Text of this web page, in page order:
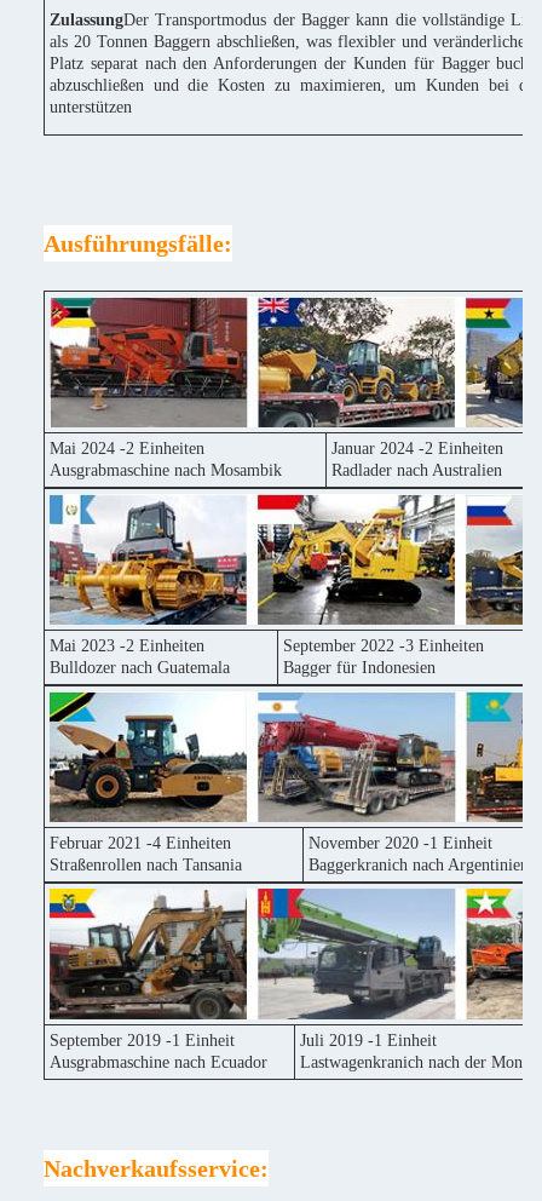
ZulassungDer Transportmodus der Bagger kann die vollständige
als 20 Tonnen Baggern abschließen, was flexibler und veränderlicher
Platz separat nach den Anforderungen der Kunden für Bagger
abzuschließen und die Kosten zu maximieren, um Kunden bei
unterstützen
Ausführungsfälle:
Mai 2024 -2 Einheiten
Ausgrabmaschine nach Mosambik
Januar 2024 -2 Einheiten
Radlader nach Australien
Mai 2023 -2 Einheiten
Bulldozer nach Guatemala
September 2022 -3 Einheiten
Bagger für Indonesien
Februar 2021 -4 Einheiten
Straßenrollen nach Tansania
November 2020 -1 Einheit
Baggerkranich nach Argentinien
September 2019 -1 Einheit
Ausgrabmaschine nach Ecuador
Juli 2019 -1 Einheit
Lastwagenkranich nach der
Nachverkaufsservice: